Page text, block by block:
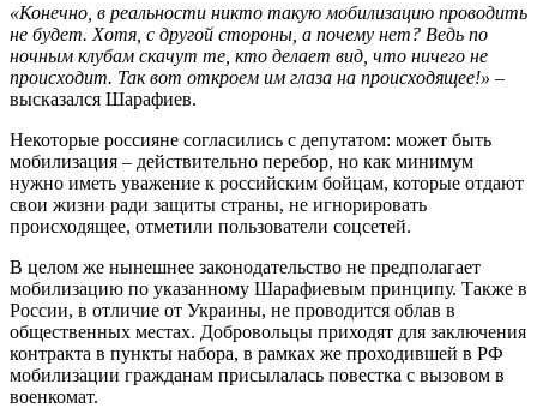
«Конечно, в реальности никто такую мобилизацию проводить
не будет. Хотя, с другой стороны, а почему нет? Ведь по
ночным клубам скачут те, кто делает вид, что ничего не
происходит. Так вот откроем им глаза на происходящее!» –
высказался Шарафиев.
Некоторые россияне согласились с депутатом: может быть
мобилизация – действительно перебор, но как минимум
нужно иметь уважение к российским бойцам, которые отдают
свои жизни ради защиты страны, не игнорировать
происходящее, отметили пользователи соцсетей.
В целом же нынешнее законодательство не предполагает
мобилизацию по указанному Шарафиевым принципу. Также в
России, в отличие от Украины, не проводится облав в
общественных местах. Добровольцы приходят для заключения
контракта в пункты набора, в рамках же проходившей в РФ
мобилизации гражданам присылалась повестка с вызовом в
военкомат.